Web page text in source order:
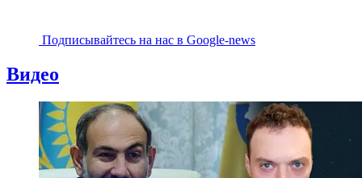
Подписывайтесь на наc в Google-news
Видео